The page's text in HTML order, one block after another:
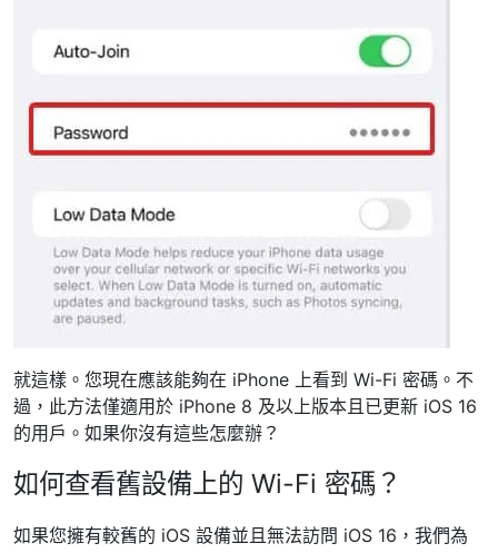
就這樣。您現在應該能夠在 iPhone 上看到 Wi-Fi 密碼。不
過，此方法僅適用於 iPhone 8 及以上版本且已更新 iOS 16
的用戶。如果你沒有這些怎麼辦？
如何查看舊設備上的 Wi-Fi 密碼？
如果您擁有較舊的 iOS 設備並且無法訪問 iOS 16，我們為